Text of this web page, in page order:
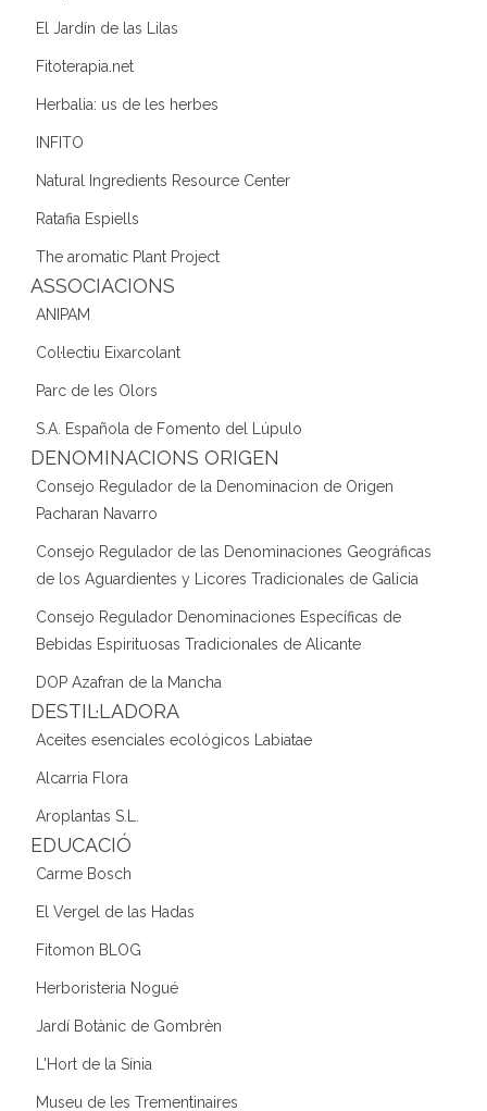
El Jardín de las Lilas
Fitoterapia.net
Herbalia: us de les herbes
INFITO
Natural Ingredients Resource Center
Ratafia Espiells
The aromatic Plant Project
ASSOCIACIONS
ANIPAM
Col·lectiu Eixarcolant
Parc de les Olors
S.A. Española de Fomento del Lúpulo
DENOMINACIONS ORIGEN
Consejo Regulador de la Denominacion de Origen
Pacharan Navarro
Consejo Regulador de las Denominaciones Geográficas
de los Aguardientes y Licores Tradicionales de Galicia
Consejo Regulador Denominaciones Específicas de
Bebidas Espirituosas Tradicionales de Alicante
DOP Azafran de la Mancha
DESTIL·LADORA
Aceites esenciales ecológicos Labiatae
Alcarria Flora
Aroplantas S.L.
EDUCACIÓ
Carme Bosch
El Vergel de las Hadas
Fitomon BLOG
Herboristeria Nogué
Jardí Botànic de Gombrèn
L'Hort de la Sínia
Museu de les Trementinaires